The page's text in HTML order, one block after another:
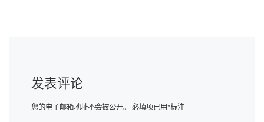
发表评论
您的电子邮箱地址不会被公开。 必填项已用*标注